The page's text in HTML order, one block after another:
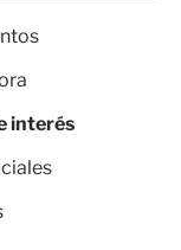
interés